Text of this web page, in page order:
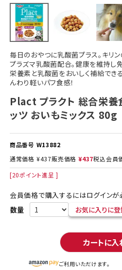
毎日のおやつに乳酸菌プラス。キリ
プラズマ乳酸菌配合。健康を維持し
栄養素と乳酸菌をおいしく補給でき
んわり軽いパフ食感！
Plact プラクト 総合栄養
ッツ おいもミックス 80g
商品番号 W13882
通常価格 ¥437販売価格 ¥437税込会員
[20ポイント進呈 ]
会員価格で購入するにはログインが
お気に入りに登
カートに入
ご利用いただけます。